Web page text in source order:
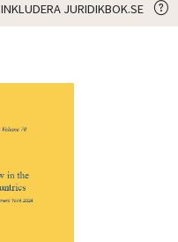
INKLUDERA JURIDIKBOK.SE